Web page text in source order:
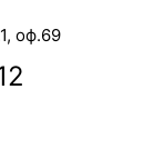
оф.69